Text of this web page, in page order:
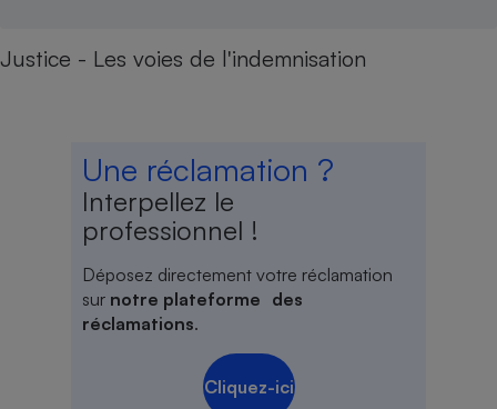
Justice - Les voies de l'indemnisation
Une réclamation ?
Interpellez le
professionnel !
Déposez directement votre réclamation
sur notre plateforme des
réclamations.
Cliquez-ici